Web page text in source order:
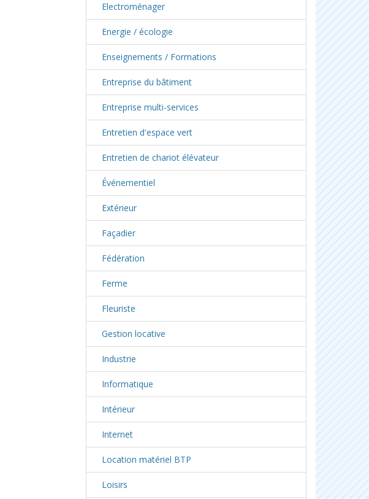
Electroménager
Energie / écologie
Enseignements / Formations
Entreprise du bâtiment
Entreprise multi-services
Entretien d'espace vert
Entretien de chariot élévateur
Événementiel
Extérieur
Façadier
Fédération
Ferme
Fleuriste
Gestion locative
Industrie
Informatique
Intérieur
Internet
Location matériel BTP
Loisirs